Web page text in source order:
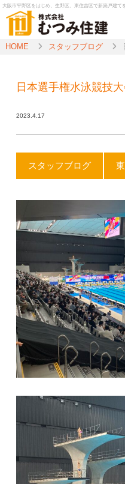
大阪市平野区をはじめ、生野区、東住吉区で新築戸建て
HOME スタッフブログ
日本選手権水泳競技
2023.4.17
スタッフブログ